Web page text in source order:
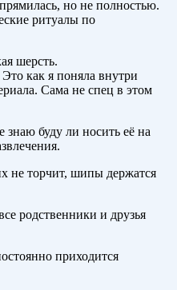
но не полностью.
ритуалы по
шерсть.
как я поняла внутри
Сама не спец в этом
буду ли носить её на
не торчит, шипы держатся
родственники и друзья
приходится